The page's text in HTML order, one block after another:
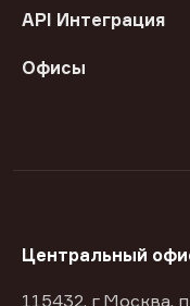
API Интеграция
Офисы
Центральный
115432, г Москва,